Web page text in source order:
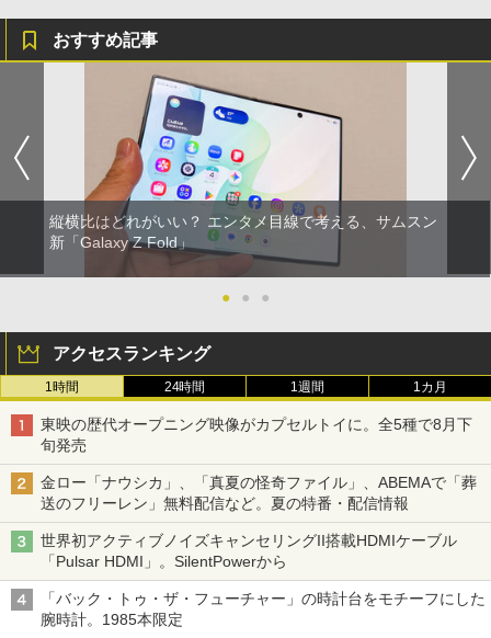
おすすめ記事
縦横比はどれがいい？ エンタメ目線で考える、サムスン
新「Galaxy Z Fold」
● ● ●
アクセスランキング
1時間 24時間 1週間 1カ月
東映の歴代オープニング映像がカプセルトイに。全5種で8月下
旬発売
金ロー「ナウシカ」、「真夏の怪奇ファイル」、ABEMAで「葬
送のフリーレン」無料配信など。夏の特番・配信情報
世界初アクティブノイズキャンセリングII搭載HDMIケーブル
「Pulsar HDMI」。SilentPowerから
「バック・トゥ・ザ・フューチャー」の時計台をモチーフにした
腕時計。1985本限定